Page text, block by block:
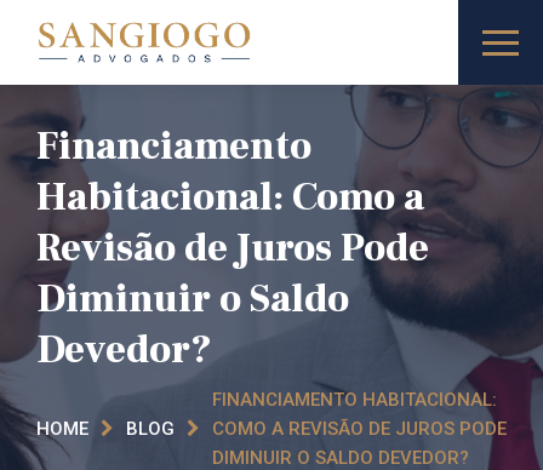
Financiamento
Habitacional: Como a
Revisão de Juros Pode
Diminuir o Saldo
Devedor?
HOME BLOG
FINANCIAMENTO HABITACIONAL:
COMO A REVISÃO DE JUROS PODE
DIMINUIR O SALDO DEVEDOR?